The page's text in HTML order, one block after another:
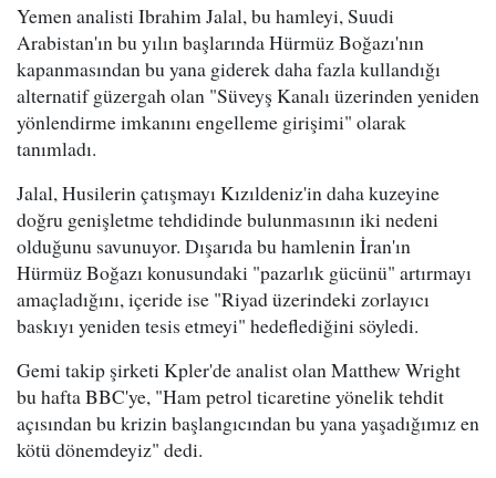
Yemen analisti Ibrahim Jalal, bu hamleyi, Suudi
Arabistan'ın bu yılın başlarında Hürmüz Boğazı'nın
kapanmasından bu yana giderek daha fazla kullandığı
alternatif güzergah olan "Süveyş Kanalı üzerinden yeniden
yönlendirme imkanını engelleme girişimi" olarak
tanımladı.
Jalal, Husilerin çatışmayı Kızıldeniz'in daha kuzeyine
doğru genişletme tehdidinde bulunmasının iki nedeni
olduğunu savunuyor. Dışarıda bu hamlenin İran'ın
Hürmüz Boğazı konusundaki "pazarlık gücünü" artırmayı
amaçladığını, içeride ise "Riyad üzerindeki zorlayıcı
baskıyı yeniden tesis etmeyi" hedeflediğini söyledi.
Gemi takip şirketi Kpler'de analist olan Matthew Wright
bu hafta BBC'ye, "Ham petrol ticaretine yönelik tehdit
açısından bu krizin başlangıcından bu yana yaşadığımız en
kötü dönemdeyiz" dedi.